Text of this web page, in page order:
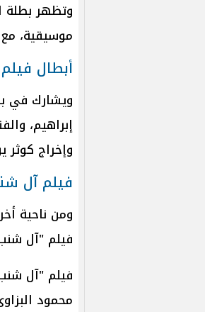
وتظهر بطلة
موسيقية،
أبطال
ويشارك في
إبراهيم،
وإخراج كوثر
فيلم آل
ومن ناحية
فيلم "آل
فيلم "آل
محمود